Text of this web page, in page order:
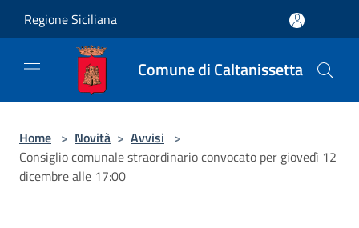
Regione Siciliana
Comune di Caltanissetta
Home > Novità > Avvisi >
Consiglio comunale straordinario convocato per giovedì 12
dicembre alle 17:00